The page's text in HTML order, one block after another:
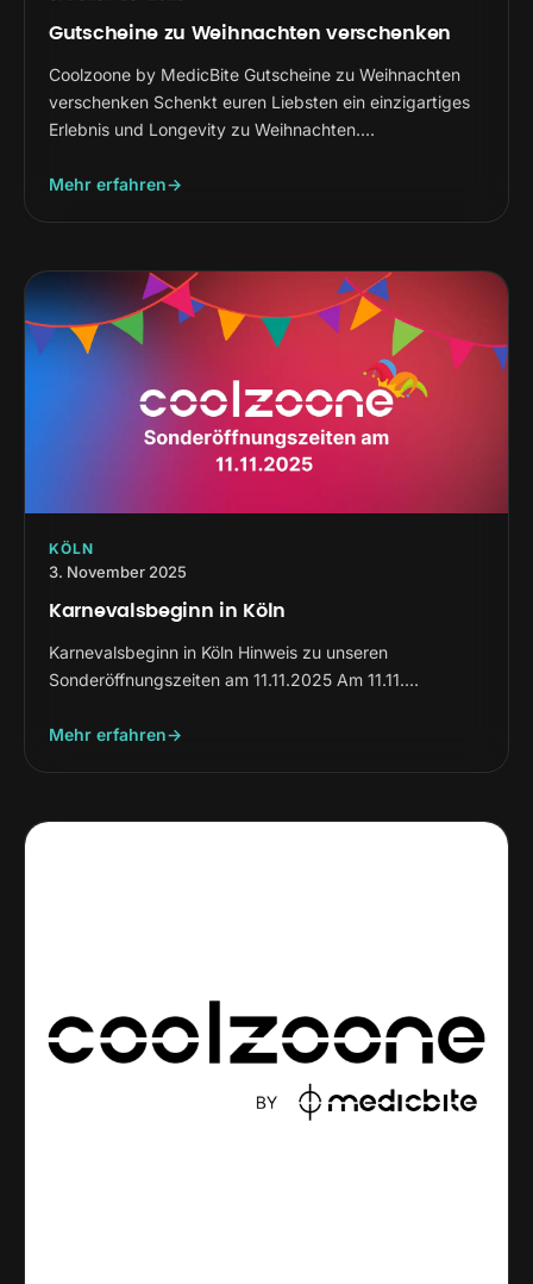
Gutscheine zu Weihnachten verschenken
Coolzoone by MedicBite Gutscheine zu Weihnachten
verschenken Schenkt euren Liebsten ein einzigartiges
Erlebnis und Longevity zu Weihnachten.…
Mehr erfahren
KÖLN
3. November 2025
Karnevalsbeginn in Köln
Karnevalsbeginn in Köln Hinweis zu unseren
Sonderöffnungszeiten am 11.11.2025 Am 11.11.…
Mehr erfahren